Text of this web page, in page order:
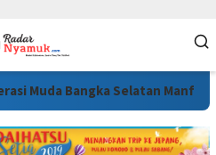
Muda Bangka Selatan